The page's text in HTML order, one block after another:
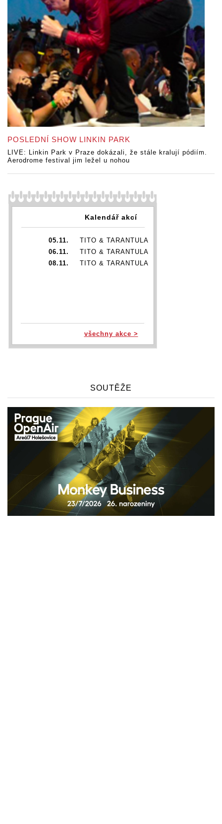
POSLEDNÍ SHOW LINKIN PARK
LIVE: Linkin Park v Praze dokázali, že stále kralují pódiím.
Aerodrome festival jim ležel u nohou
Kalendář akcí
05.11.
TITO & TARANTULA
06.11.
TITO & TARANTULA
08.11.
TITO & TARANTULA
všechny akce >
SOUTĚŽE